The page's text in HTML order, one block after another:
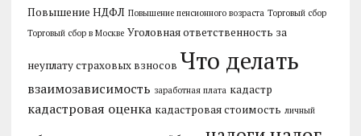
Повышение НДФЛ Повышение пенсионного возраста Торговый сбор
Торговый сбор в Москве Уголовная ответственность за
неуплату страховых взносов Что делать
взаимозависимость заработная плата кадастр
кадастровая оценка кадастровая стоимость личный